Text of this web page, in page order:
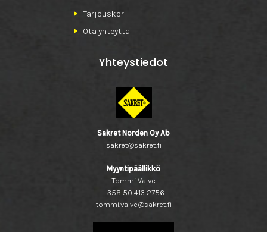
Tarjouskori
Ota yhteyttä
Yhteystiedot
Sakret Norden Oy Ab
sakret@sakret.fi
Myyntipäällikkö
Tommi Valve
+358 50 413 2756
tommi.valve@sakret.fi